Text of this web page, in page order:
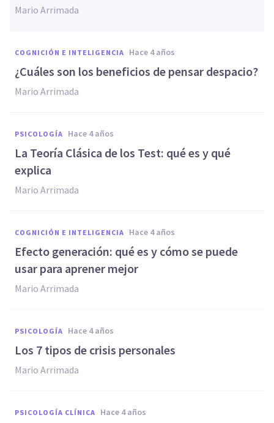
Mario Arrimada
COGNICIÓN E INTELIGENCIA hace 4 años
¿Cuáles son los beneficios de pensar despacio?
Mario Arrimada
PSICOLOGÍA hace 4 años
La Teoría Clásica de los Test: qué es y qué
explica
Mario Arrimada
COGNICIÓN E INTELIGENCIA hace 4 años
Efecto generación: qué es y cómo se puede
usar para aprener mejor
Mario Arrimada
PSICOLOGÍA hace 4 años
Los 7 tipos de crisis personales
Mario Arrimada
PSICOLOGÍA CLÍNICA hace 4 años